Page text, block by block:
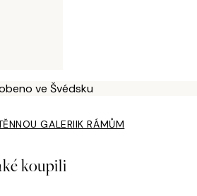
ve Švédsku
GALERIIK RÁMŮM
koupili